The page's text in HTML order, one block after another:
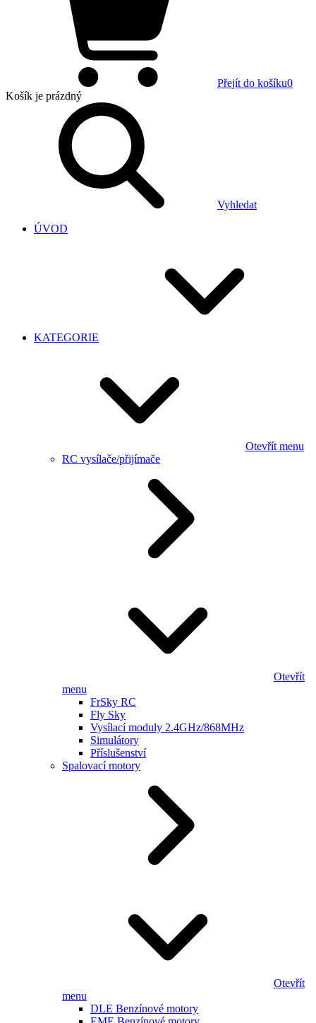
Přejít do košíku0
Košík je prázdný
Vyhledat
ÚVOD
KATEGORIE
Otevřít menu
RC vysílače/přijímače
Otevřít
menu
FrSky RC
Fly Sky
Vysílací moduly 2.4GHz/868MHz
Simulátory
Příslušenství
Spalovací motory
Otevřít
menu
DLE Benzínové motory